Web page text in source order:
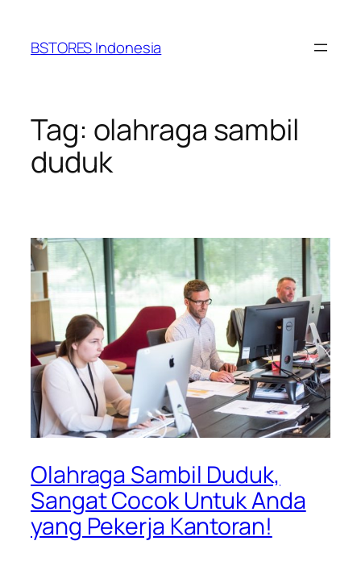
konten
BSTORES Indonesia
Tag: olahraga sambil
duduk
Olahraga Sambil Duduk,
Sangat Cocok Untuk Anda
yang Pekerja Kantoran!